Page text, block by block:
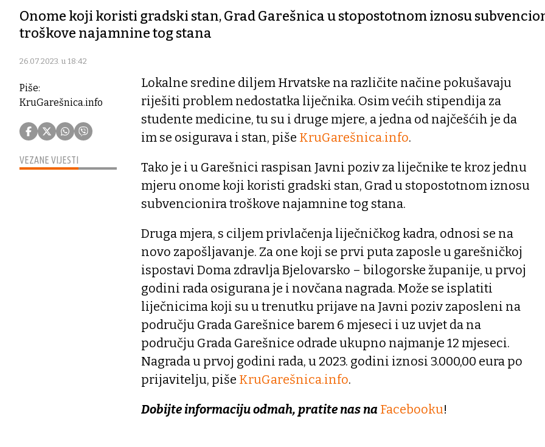
Onome koji koristi gradski stan, Grad Garešnica u stopostotnom iznosu
troškove najamnine tog stana
26.07.2023. u 18:42
Piše:
KruGarešnica.info
VEZANE VIJESTI
Lokalne sredine diljem Hrvatske na različite načine pokušavaju
riješiti problem nedostatka liječnika. Osim većih stipendija za
studente medicine, tu su i druge mjere, a jedna od najčešćih je da
im se osigurava i stan, piše KruGarešnica.info.
Tako je i u Garešnici raspisan Javni poziv za liječnike te kroz jednu
mjeru onome koji koristi gradski stan, Grad u stopostotnom iznosu
subvencionira troškove najamnine tog stana.
Druga mjera, s ciljem privlačenja liječničkog kadra, odnosi se na
novo zapošljavanje. Za one koji se prvi puta zaposle u garešničkoj
ispostavi Doma zdravlja Bjelovarsko – bilogorske županije, u prvoj
godini rada osigurana je i novčana nagrada. Može se isplatiti
liječnicima koji su u trenutku prijave na Javni poziv zaposleni na
području Grada Garešnice barem 6 mjeseci i uz uvjet da na
području Grada Garešnice odrade ukupno najmanje 12 mjeseci.
Nagrada u prvoj godini rada, u 2023. godini iznosi 3.000,00 eura po
prijavitelju, piše KruGarešnica.info.
Dobijte informaciju odmah, pratite nas na Facebooku!